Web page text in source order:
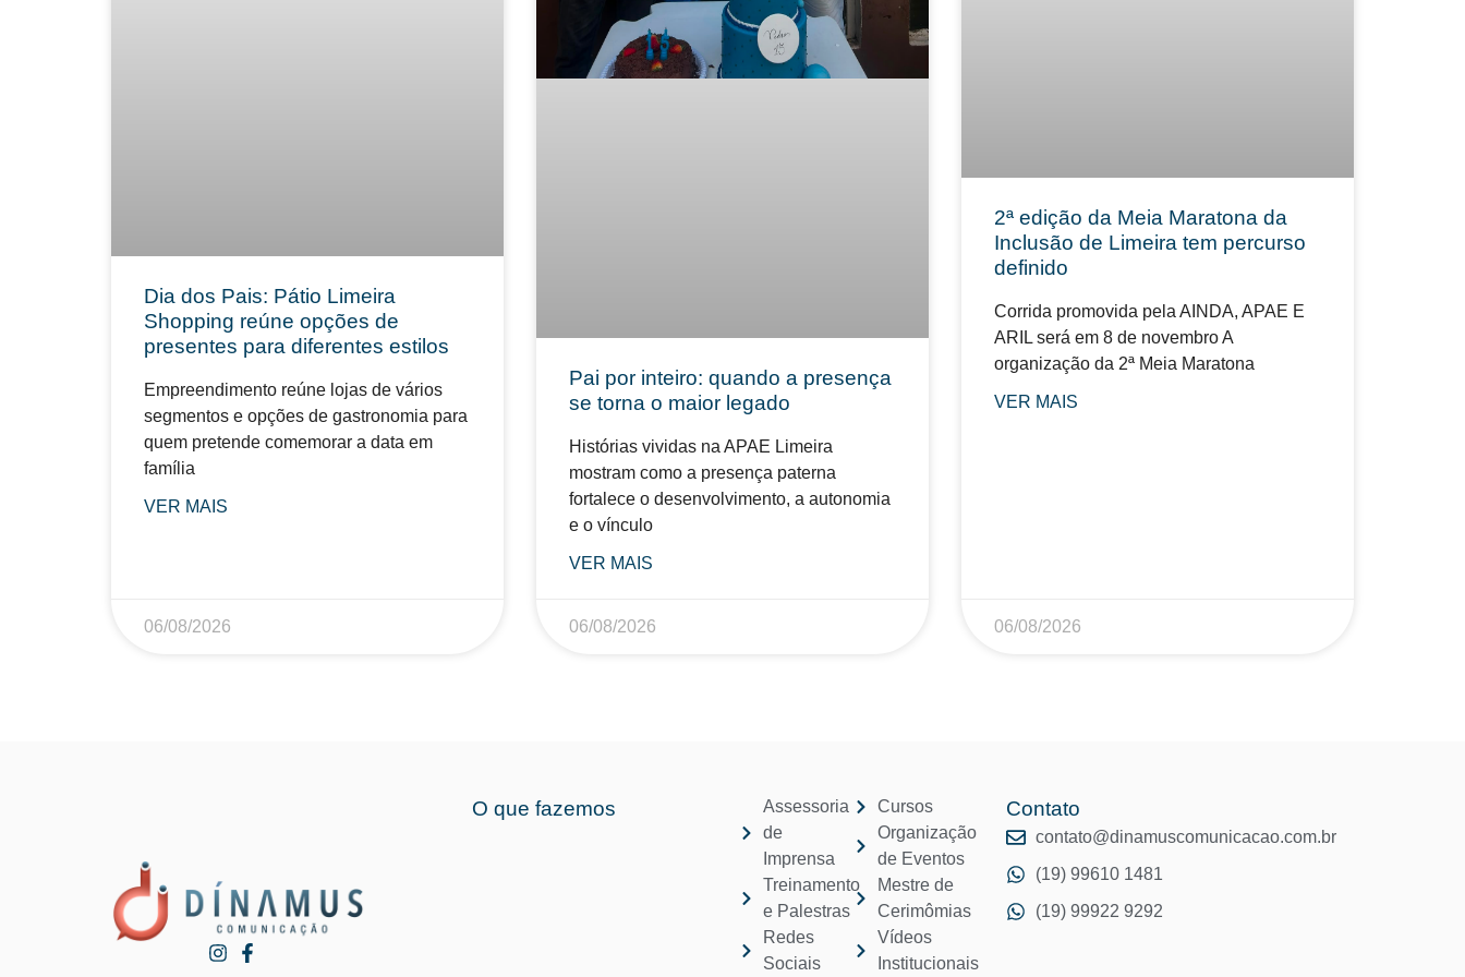
Dia dos Pais: Pátio Limeira
Shopping reúne opções de
presentes para diferentes estilos
Empreendimento reúne lojas de vários
segmentos e opções de gastronomia para
quem pretende comemorar a data em
família
VER MAIS
06/08/2026
Pai por inteiro: quando a presença
se torna o maior legado
Histórias vividas na APAE Limeira
mostram como a presença paterna
fortalece o desenvolvimento, a autonomia
e o vínculo
VER MAIS
06/08/2026
2ª edição da Meia Maratona da
Inclusão de Limeira tem percurso
definido
Corrida promovida pela AINDA, APAE E
ARIL será em 8 de novembro A
organização da 2ª Meia Maratona
VER MAIS
06/08/2026
O que fazemos
Assessoria
de
Imprensa
Treinamento
e Palestras
Redes
Sociais
Cursos
Organização
de Eventos
Mestre de
Cerimômias
Vídeos
Institucionais
Contato
contato@dinamuscomunicacao.com.br
(19) 99610 1481
(19) 99922 9292